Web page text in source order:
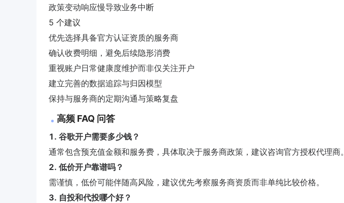
政策变动响应慢导致业务中断
5 个建议
优先选择具备官方认证资质的服务商
确认收费明细，避免后续隐形消费
重视账户日常健康度维护而非仅关注开户
建立完善的数据追踪与归因模型
保持与服务商的定期沟通与策略复盘
高频 FAQ 问答
1. 谷歌开户需要多少钱？
通常包含预充值金额和服务费，具体取决于服务商政策，建议咨询官方授权代理商。
2. 低价开户靠谱吗？
需谨慎，低价可能伴随高风险，建议优先考察服务商资质而非单纯比较价格。
3. 自投和代投哪个好？